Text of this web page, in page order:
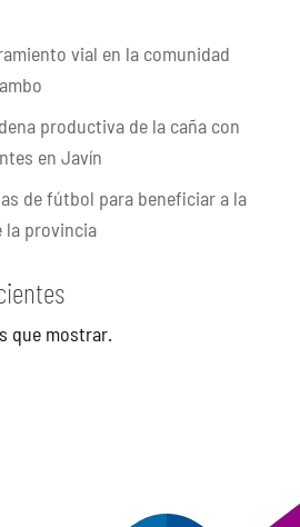
vial en la comunidad
productiva de la caña con
en Javín
de fútbol para beneficiar a la
la provincia
que mostrar.